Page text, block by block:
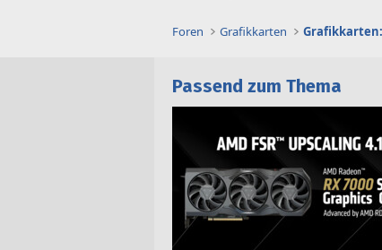
Foren Grafikkarten
Passend zum Thema